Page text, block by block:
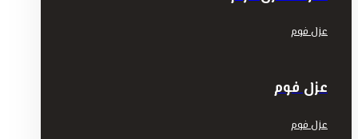
عزل فوم
عزل فوم
عزل فوم